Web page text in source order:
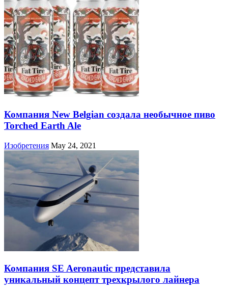
Компания New Belgian создала необычное пиво
Torched Earth Ale
Изобретения May 24, 2021
Компания SE Aeronautic представила
уникальный концепт трехкрылого лайнера